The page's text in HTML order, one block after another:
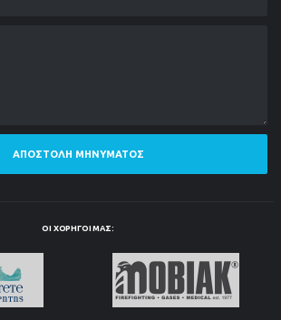
ΑΠΟΣΤΟΛΉ ΜΗΝΎΜΑΤΟΣ
ΟΙ ΧΟΡΗΓΟΊ ΜΑΣ: